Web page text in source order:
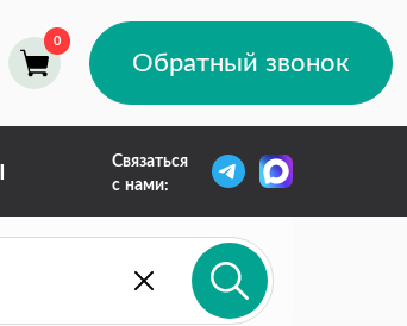
Обратный звонок
Связаться
с нами: